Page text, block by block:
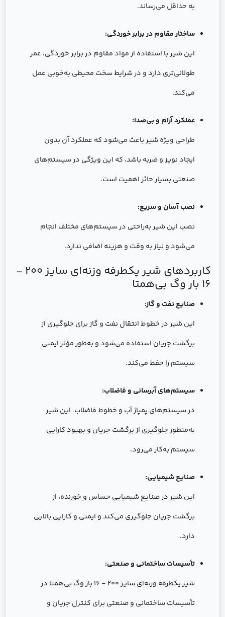
به حداقل می‌رساند.
ساختار مقاوم در برابر خوردگی:
این شیر با استفاده از مواد مقاوم در برابر خوردگی، عمر
طولانی‌تری دارد و در شرایط سخت محیطی به‌خوبی عمل
می‌کند.
عملکرد آرام و بی‌صدا:
طراحی ویژه شیر باعث می‌شود که عملکرد آن بدون
ایجاد نویز و ضربه باشد، که این ویژگی در سیستم‌های
صنعتی بسیار حائز اهمیت است.
نصب آسان و سریع:
نصب این شیر به‌راحتی در سیستم‌های مختلف انجام
می‌شود و نیاز به وقت و هزینه اضافی ندارد.
کاربردهای شیر یکطرفه وزنه‌ای سایز 200 -
16 بار وگ بی‌همتا
صنایع نفت و گاز:
این شیر در خطوط انتقال نفت و گاز برای جلوگیری از
برگشت جریان استفاده می‌شود و به‌طور مؤثر ایمنی
سیستم را حفظ می‌کند.
سیستم‌های آبرسانی و فاضلاب:
در سیستم‌های پمپاژ آب و خطوط فاضلاب، این شیر
به‌منظور جلوگیری از برگشت جریان و بهبود کارایی
سیستم به‌کار می‌رود.
صنایع شیمیایی:
این شیر در صنایع شیمیایی حساس و خورنده، از
برگشت جریان جلوگیری می‌کند و ایمنی و کارایی بالایی
دارد.
تأسیسات ساختمانی و صنعتی:
شیر یکطرفه وزنه‌ای سایز 200 - 16 بار وگ بی‌همتا در
تأسیسات ساختمانی و صنعتی برای کنترل جریان و